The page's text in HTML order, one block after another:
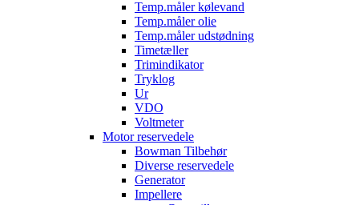
Temp.måler kølevand
Temp.måler olie
Temp.måler udstødning
Timetæller
Trimindikator
Tryklog
Ur
VDO
Voltmeter
Motor reservedele
Bowman Tilbehør
Diverse reservedele
Generator
Impellere